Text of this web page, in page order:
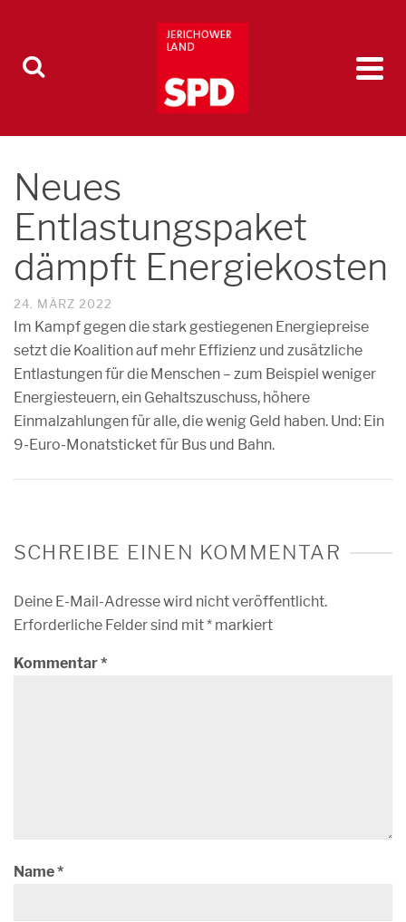
Neues
Entlastungspaket
dämpft Energiekosten
24. MÄRZ 2022
Im Kampf gegen die stark gestiegenen Energiepreise
setzt die Koalition auf mehr Effizienz und zusätzliche
Entlastungen für die Menschen – zum Beispiel weniger
Energiesteuern, ein Gehaltszuschuss, höhere
Einmalzahlungen für alle, die wenig Geld haben. Und: Ein
9-Euro-Monatsticket für Bus und Bahn.
SCHREIBE EINEN KOMMENTAR
Deine E-Mail-Adresse wird nicht veröffentlicht.
Erforderliche Felder sind mit* markiert
Kommentar*
Name*